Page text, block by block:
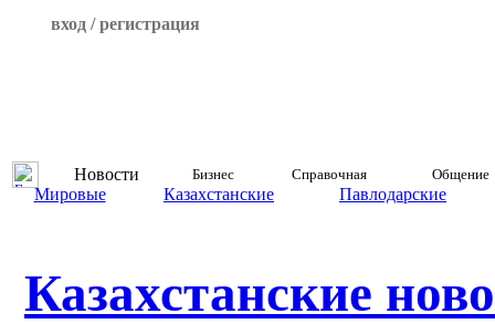
вход / регистрация
Новости Бизнес Справочная Общение
Мировые Казахстанские Павлодарские
Казахстанские